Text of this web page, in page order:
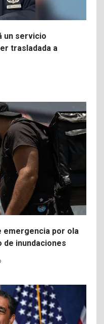
un servicio
trasladada a
emergencia por ola
inundaciones